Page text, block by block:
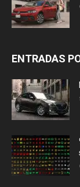
ENTRADAS